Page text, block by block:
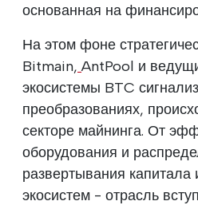
основанная на
На этом фоне
Bitmain, AntPool и
экосистемы BTC
преобразованиях,
секторе майнинга. От
оборудования и
развертывания капитала
экосистем - отрасль